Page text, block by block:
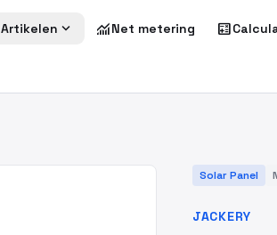
Artikelen expand_more monitoringNet metering calculate
Solar Panel
JACKERY